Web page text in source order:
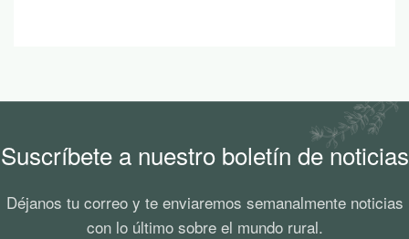
Suscríbete a nuestro boletín de noticias
Déjanos tu correo y te enviaremos semanalmente noticias
con lo último sobre el mundo rural.